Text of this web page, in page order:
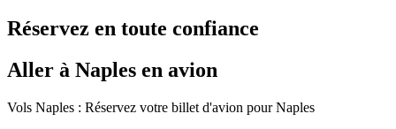
Réservez en toute confiance
Aller à Naples en avion
Vols Naples : Réservez votre billet d'avion pour Naples